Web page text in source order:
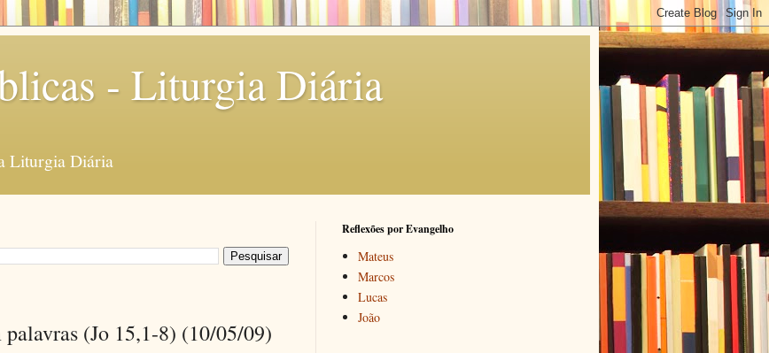
- Liturgia Diária
Liturgia Diária
palavras (Jo 15,1-8) (10/05/09)
Reflexões por Evangelho
Mateus
Marcos
Lucas
João